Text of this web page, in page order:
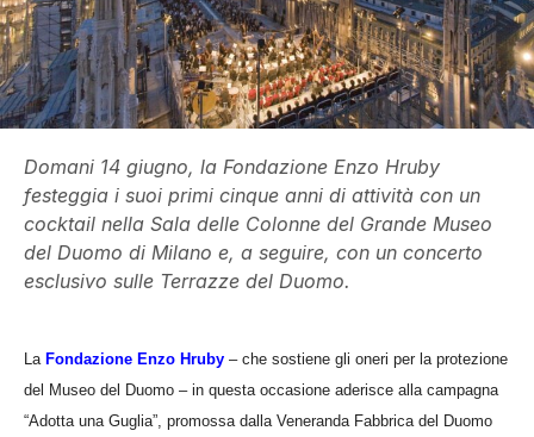
Domani 14 giugno, la Fondazione Enzo Hruby
festeggia i suoi primi cinque anni di attività con un
cocktail nella Sala delle Colonne del Grande Museo
del Duomo di Milano e, a seguire, con un concerto
esclusivo sulle Terrazze del Duomo.
La Fondazione Enzo Hruby – che sostiene gli oneri per la protezione
del Museo del Duomo – in questa occasione aderisce alla campagna
“Adotta una Guglia”, promossa dalla Veneranda Fabbrica del Duomo